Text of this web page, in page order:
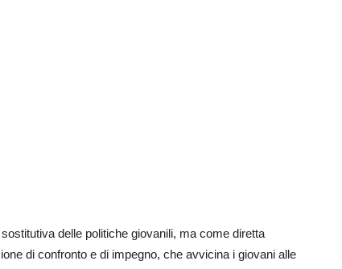
delle politiche giovanili, ma come diretta
di confronto e di impegno, che avvicina i giovani alle